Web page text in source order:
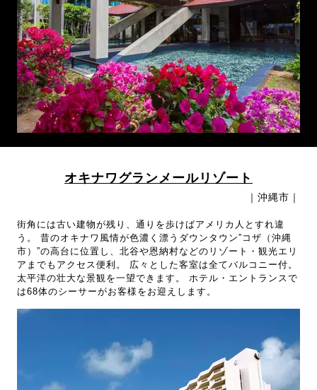
オキナワグランメールリゾート
｜沖縄市｜
街角には古い建物が残り、通りを歩けばアメリカ人とすれ違
う。 昔のオキナワ風情が色濃く漂うダウンタウン”コザ（沖縄
市）”の高台に位置し、北谷や恩納村などのリゾート・観光エリ
アまでもアクセス便利。 広々とした客室は全てバルコニー付。
太平洋の壮大な景観を一望できます。 ホテル・エントランスで
は68体のシーサーがお客様をお迎えします。